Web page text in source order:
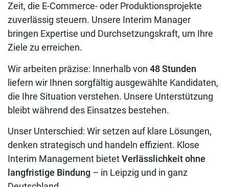
Zeit, die E-Commerce- oder Produktionsprojekte
zuverlässig steuern. Unsere Interim Manager
bringen Expertise und Durchsetzungskraft, um Ihre
Ziele zu erreichen.
Wir arbeiten präzise: Innerhalb von 48 Stunden
liefern wir Ihnen sorgfältig ausgewählte Kandidaten,
die Ihre Situation verstehen. Unsere Unterstützung
bleibt während des Einsatzes bestehen.
Unser Unterschied: Wir setzen auf klare Lösungen,
denken strategisch und handeln effizient. Klose
Interim Management bietetVerlässlichkeit ohne
langfristige Bindung – in Leipzig und in ganz